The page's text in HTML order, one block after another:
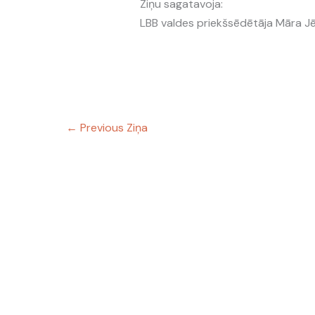
Ziņu sagatavoja:
LBB valdes priekšsēdētāja Māra
← Previous Ziņa